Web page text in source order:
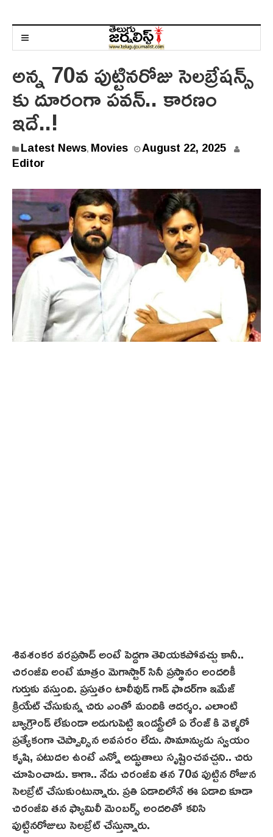
అన్న 70వ పుట్టినరోజు సెలబ్రేషన్స్
కు దూరంగా పవన్.. కారణం
ఇదే..!
Latest News, Movies August 22, 2025
Editor
శివశంకర వరప్రసాద్ అంటే పెద్దగా తెలియకపోవచ్చు కానీ..
చిరంజీవి అంటే మాత్రం మెగాస్టార్ సినీ ప్రస్థానం అందరికీ
గుర్తుకు వస్తుంది. ప్రస్తుతం టాలీవుడ్ గాడ్ ఫాదర్‌గా ఇమేజ్
క్రియేట్ చేసుకున్న చిరు ఎంతో మందికి ఆదర్శం. ఎలాంటి
బ్యాగ్రౌండ్ లేకుండా అడుగుపెట్టి ఇండస్ట్రీలో ఏ రేంజ్ కి వెళ్ళ‌రో
ప్రత్యేకంగా చెప్పాల్సిన అవసరం లేదు. సామాన్యుడు స్వ‌యం
కృషి, ప‌టుద‌ల ఉంటే ఎన్నో అద్భుతాలు సృష్టించవచ్చని.. చిరు
చూపించాడు. కాగా.. నేడు చిరంజీవి తన 70వ‌ పుట్టిన రోజున
సెలబ్రేట్ చేసుకుంటున్నారు. ప్రతి ఏడాదిలోనే ఈ ఏడాది కూడా
చిరంజీవి తన ఫ్యామిలీ మెంబర్స్ అందరితో కలిసి
పుట్టినరోజులు సెలబ్రేట్ చేస్తున్నారు.